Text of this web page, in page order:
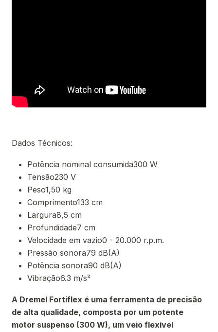
Dados Técnicos:
Potência nominal consumida300 W
Tensão230 V
Peso1,50 kg
Comprimento133 cm
Largura8,5 cm
Profundidade7 cm
Velocidade em vazio0 - 20.000 r.p.m.
Pressão sonora79 dB(A)
Potência sonora90 dB(A)
Vibração6.3 m/s²
A Dremel Fortiflex é uma ferramenta de precisão
de alta qualidade, composta por um potente
motor suspenso (300 W), um veio flexível